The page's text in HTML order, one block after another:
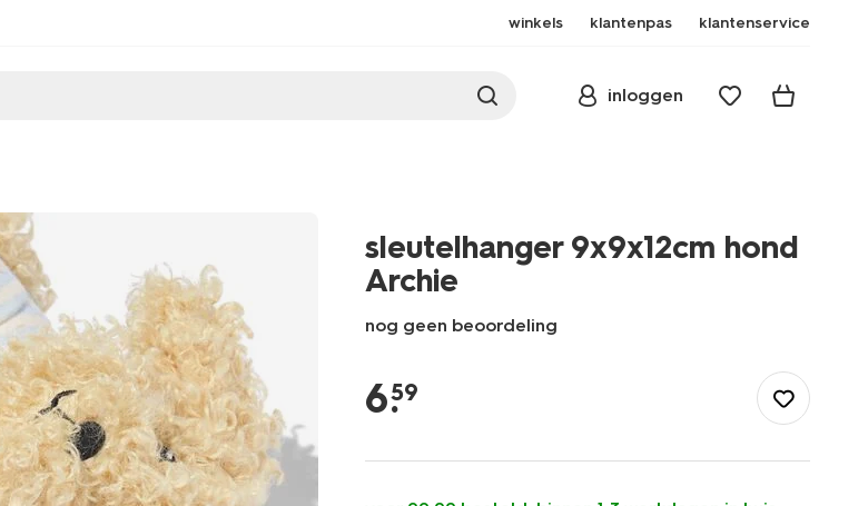
winkels klantenpas klantenservice
inloggen
sleutelhanger 9x9x12cm hond
Archie
nog geen beoordeling
9x9x12cm-
6.
59